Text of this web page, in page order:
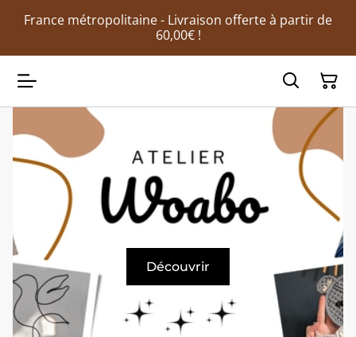
France métropolitaine - Livraison offerte à partir de
60,00€ !
Découvrir